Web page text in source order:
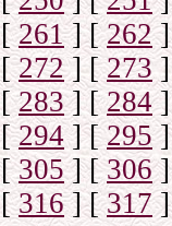
[261] [262]
[272] [273]
[283] [284]
[294] [ 295]
[305] [306]
[316] [317]